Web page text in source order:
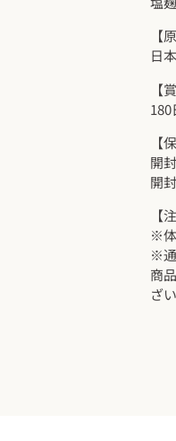
【
日本
【
180
【
開
開
【
※体
※通
商
ざ